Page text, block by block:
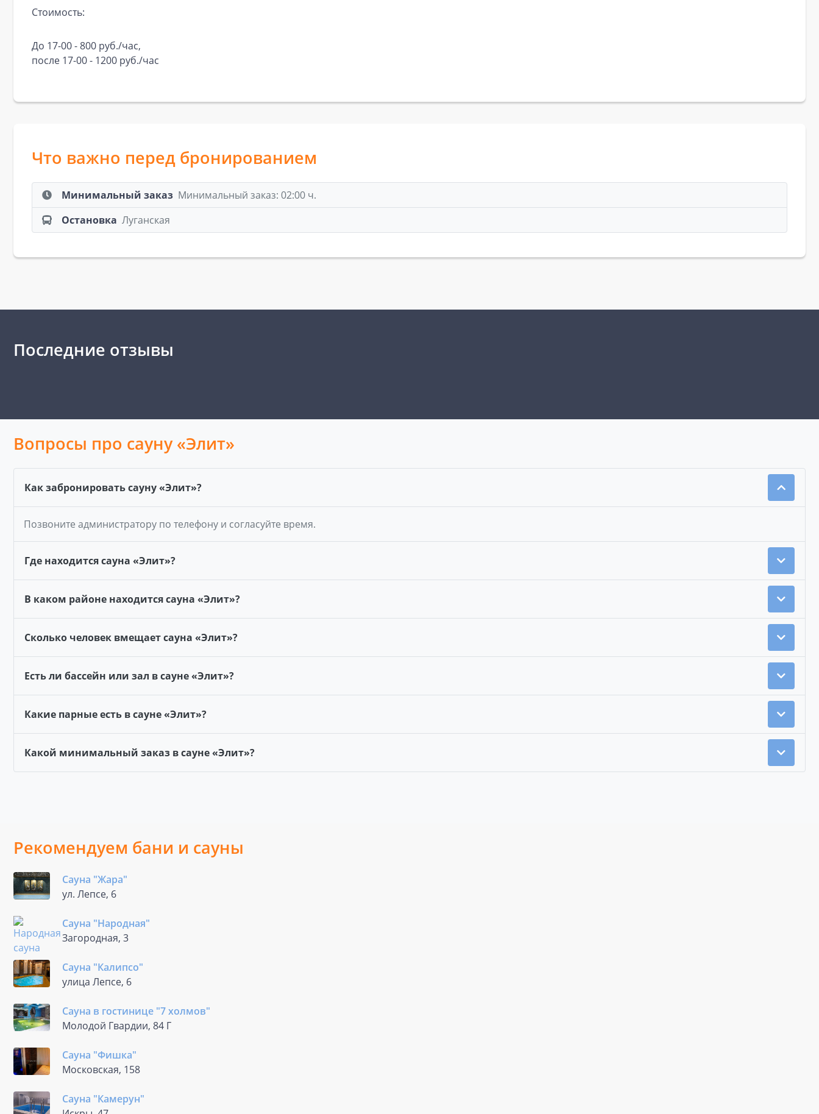
Стоимость:
До 17-00 - 800 руб./час,
после 17-00 - 1200 руб./час
Что важно перед бронированием
Минимальный заказ Минимальный заказ: 02:00 ч.
Остановка Луганская
Последние отзывы
Вопросы про сауну «Элит»
Как забронировать сауну «Элит»?
Позвоните администратору по телефону и согласуйте время.
Где находится сауна «Элит»?
В каком районе находится сауна «Элит»?
Сколько человек вмещает сауна «Элит»?
Есть ли бассейн или зал в сауне «Элит»?
Какие парные есть в сауне «Элит»?
Какой минимальный заказ в сауне «Элит»?
Рекомендуем бани и сауны
Сауна "Жара"
ул. Лепсе, 6
Сауна "Народная"
Загородная, 3
Сауна "Калипсо"
улица Лепсе, 6
Сауна в гостинице "7 холмов"
Молодой Гвардии, 84 Г
Сауна "Фишка"
Московская, 158
Сауна "Камерун"